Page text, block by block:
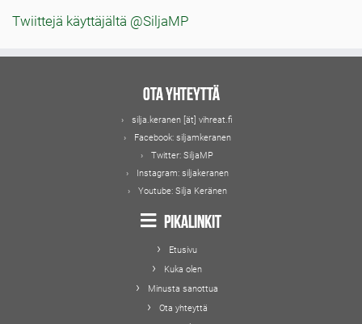
Twiittejä käyttäjältä @SiljaMP
Ota yhteyttä
silja.keranen [ät] vihreat.fi
Facebook: siljamkeranen
Twitter: SiljaMP
Instagram: siljakeranen
Youtube: Silja Keränen
Pikalinkit
Etusivu
Kuka olen
Minusta sanottua
Ota yhteyttä